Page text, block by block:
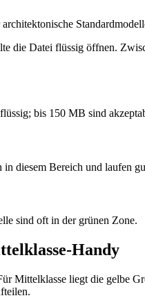
die Datei flüssig öffnen.
bis 150 MB sind
diesem Bereich und laufen
sind oft in der grünen Zone.
Handy
Mittelklasse liegt die gelbe